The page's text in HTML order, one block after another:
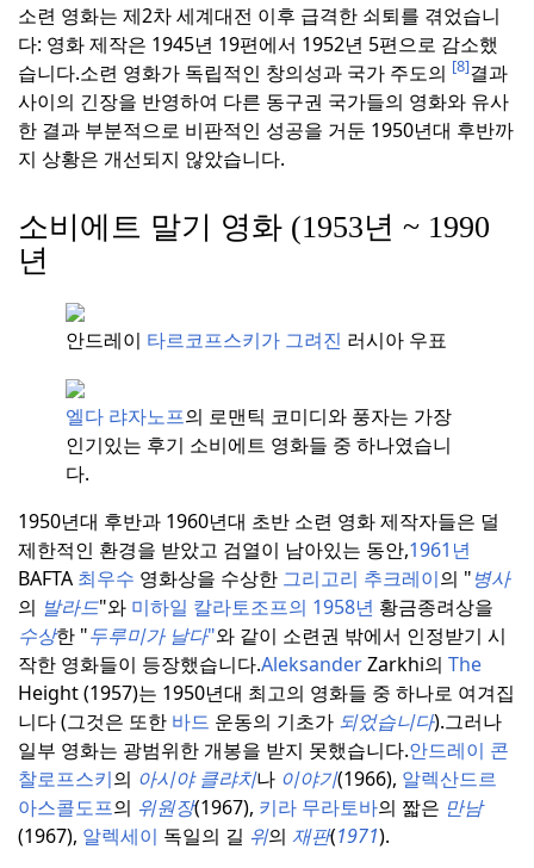
소련 영화는 제2차 세계대전 이후 급격한 쇠퇴를 겪었습니
다: 영화 제작은 1945년 19편에서 1952년 5편으로 감소했
습니다.소련 영화가 독립적인 창의성과 국가 주도의 [8]결과
사이의 긴장을 반영하여 다른 동구권 국가들의 영화와 유사
한 결과 부분적으로 비판적인 성공을 거둔 1950년대 후반까
지 상황은 개선되지 않았습니다.
소비에트 말기 영화 (1953년 ~ 1990
년
안드레이 타르코프스키가 그려진 러시아 우표
엘다 랴자노프의 로맨틱 코미디와 풍자는 가장
인기있는 후기 소비에트 영화들 중 하나였습니
다.
1950년대 후반과 1960년대 초반 소련 영화 제작자들은 덜
제한적인 환경을 받았고 검열이 남아있는 동안,1961년
BAFTA 최우수 영화상을 수상한 그리고리 추크레이의 "병사
의 발라드"와 미하일 칼라토조프의 1958년 황금종려상을
수상한 "두루미가 날다"와 같이 소련권 밖에서 인정받기 시
작한 영화들이 등장했습니다.AleksanderZarkhi의 The
Height (1957)는 1950년대 최고의 영화들 중 하나로 여겨집
니다 (그것은 또한 바드 운동의 기초가 되었습니다).그러나
일부 영화는 광범위한 개봉을 받지 못했습니다.안드레이 콘
찰로프스키의 아시야 클랴치나 이야기(1966), 알렉산드르
아스콜도프의 위원장(1967), 키라 무라토바의 짧은 만남
(1967), 알렉세이 독일의 길 위의 재판(1971).